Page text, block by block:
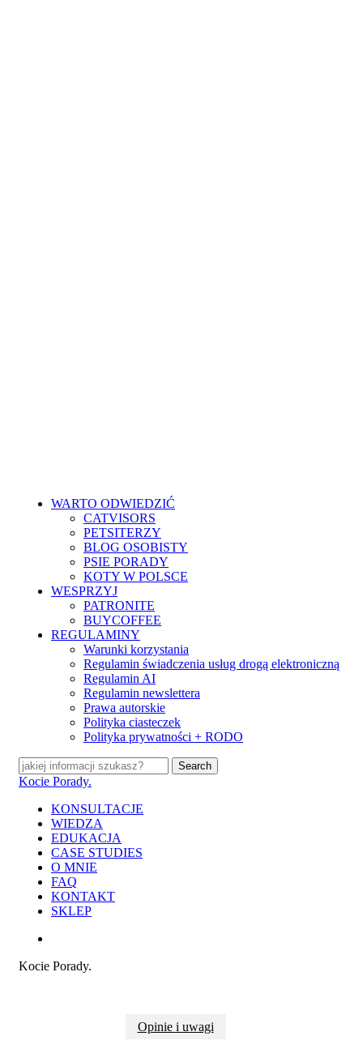
WARTO ODWIEDZIĆ
CATVISORS
PETSITERZY
BLOG OSOBISTY
PSIE PORADY
KOTY W POLSCE
WESPRZYJ
PATRONITE
BUYCOFFEE
REGULAMINY
Warunki korzystania
Regulamin świadczenia usług drogą elektroniczną
Regulamin AI
Regulamin newslettera
Prawa autorskie
Polityka ciasteczek
Polityka prywatności + RODO
Search
Close
Kocie Porady.
search
Menu
KONSULTACJE
WIEDZA
EDUKACJA
CASE STUDIES
O MNIE
FAQ
KONTAKT
SKLEP
Kocie Porady.
Opinie i uwagi